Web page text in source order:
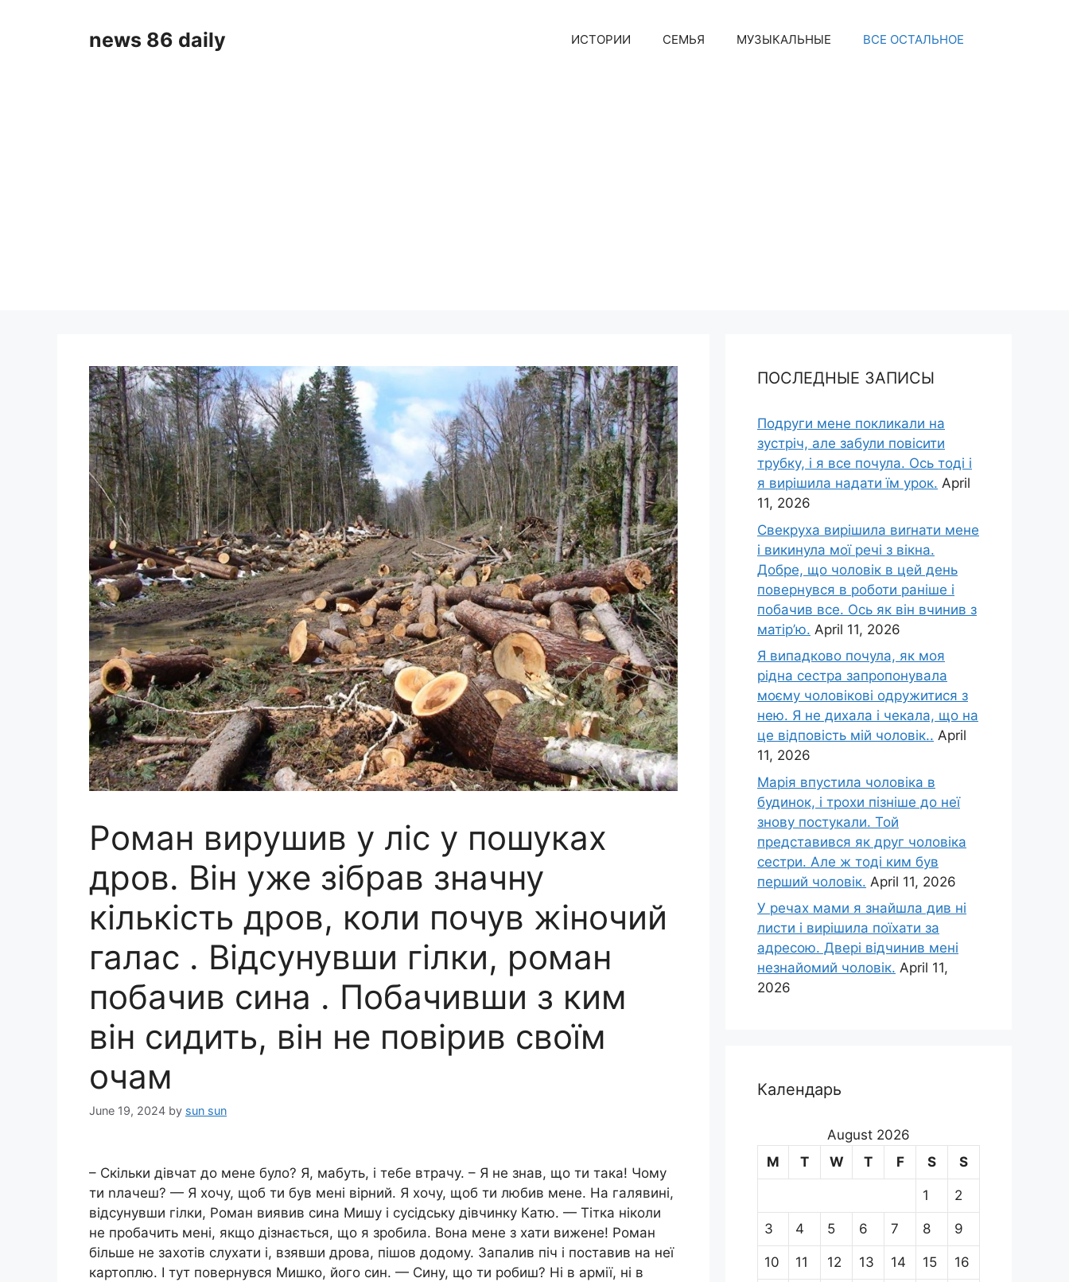
news 86 daily ИСТОРИИ СЕМЬЯ МУЗЫКАЛЬНЫЕ ВСЕ ОСТАЛЬНОЕ
Роман вирушив у ліс у пошуках
дров. Він уже зібрав значну
кількість дров, коли почув жіночий
галас . Відсунувши гілки, роман
побачив сина . Побачивши з ким
він сидить, він не повірив своїм
очам
June 19, 2024 by sun sun
– Скільки дівчат до мене було? Я, мабуть, і тебе втрачу. – Я не знав, що ти така! Чому
ти nлачеш? — Я хочу, щоб ти був мені вірний. Я хочу, щоб ти любив мене. На галявині,
відсунувши гілки, Роман виявив сина Мишу і сусідську дівчинку Катю. — Тітка ніколи
не пробачить мені, якщо дізнається, що я зробила. Вона мене з хати вижене! Роман
більше не захотів слухати і, взявши дрова, пішов додому. Запалив піч і поставив на неї
картоплю. І тут повернувся Мишко, його син. — Сину, що ти робиш? Ні в армії, ні в
ПОСЛЕДНЫЕ ЗАПИСЫ
Подруги мене покликали на
зустріч, але забули повісити
трубку, і я все почула. Ось тоді і
я вирішила надати їм урок. April
11, 2026
Свекруха вирішила виrнати мене
і викинула мої речі з вікна.
Добре, що чоловік в цей день
повернувся в роботи раніше і
побачив все. Ось як він вчинив з
матір’ю. April 11, 2026
Я випадково почула, як моя
рідна сестра запропонувала
моєму чоловікові одружитися з
нею. Я не дихала і чекала, що на
це відповість мій чоловік.. April
11, 2026
Марія впустила чоловіка в
будинок, і трохи пізніше до неї
знову постукали. Той
представився як друг чоловіка
сестри. Але ж тоді ким був
перший чоловік. April 11, 2026
У речах мами я знайшла див ні
листи і вирішила поїхати за
адресою. Двері відчинив мені
незнайомий чоловік. April 11,
2026
Календарь
August 2026
M
T W T F S S
1 2
3 4 5 6 7 8 9
10 11 12 13 14 15 16